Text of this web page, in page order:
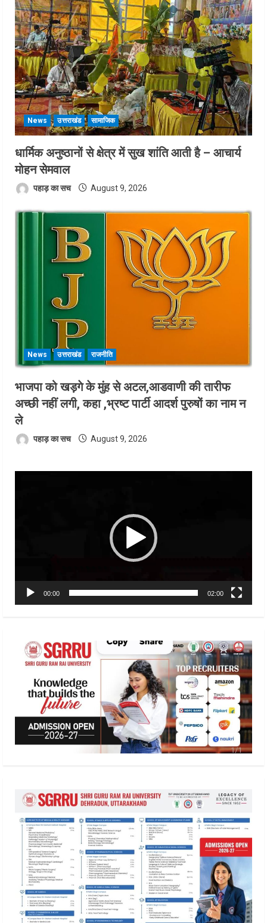
News उत्तराखंड सामाजिक
धार्मिक अनुष्ठानों से क्षेत्र में सुख शांति आती है – आचार्य
मोहन सेमवाल
पहाड़ का सच August 9, 2026
News उत्तराखंड राजनीति
भाजपा को खड़गे के मुंह से अटल,आडवाणी की तारीफ
अच्छी नहीं लगी, कहा ,भ्रष्ट पार्टी आदर्श पुरुषों का नाम न
ले
पहाड़ का सच August 9, 2026
00:00 02:00